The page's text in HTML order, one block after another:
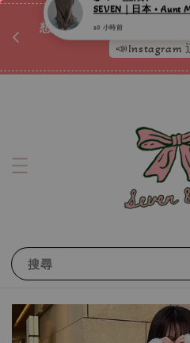
想訂製屬於自己的『水晶
📣Instagram
搜尋